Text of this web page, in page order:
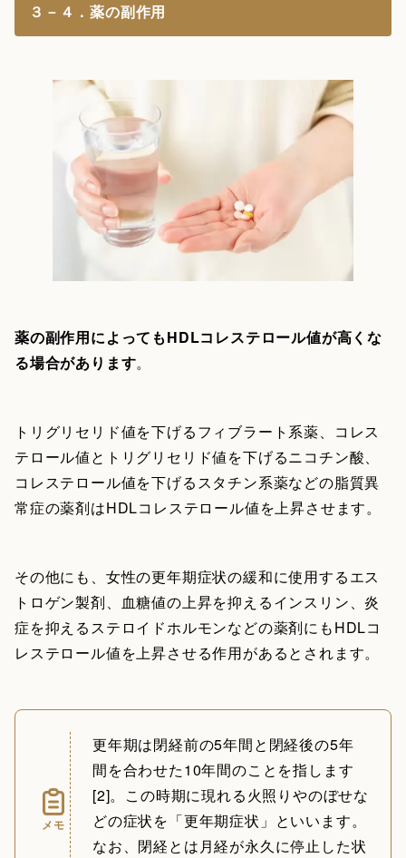
３－４．薬の副作用
薬の副作用によってもHDLコレステロール値が高くな
る場合があります。
トリグリセリド値を下げるフィブラート系薬、コレス
テロール値とトリグリセリド値を下げるニコチン酸、
コレステロール値を下げるスタチン系薬などの脂質異
常症の薬剤はHDLコレステロール値を上昇させます。
その他にも、女性の更年期症状の緩和に使用するエス
トロゲン製剤、血糖値の上昇を抑えるインスリン、炎
症を抑えるステロイドホルモンなどの薬剤にもHDLコ
レステロール値を上昇させる作用があるとされます。
メモ
更年期は閉経前の5年間と閉経後の5年
間を合わせた10年間のことを指します
[2]。この時期に現れる火照りやのぼせな
どの症状を「更年期症状」といいます。
なお、閉経とは月経が永久に停止した状